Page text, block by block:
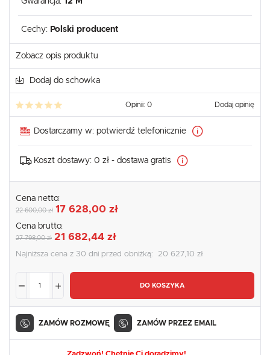
Cechy: Polski producent
Zobacz opis produktu
Dodaj do schowka
Opinii: 0 Dodaj opinię
Dostarczamy w: potwierdź telefonicznie
Koszt dostawy: 0 zł - dostawa gratis
Cena netto:
22 600,00 zł 17 628,00 zł
Cena brutto:
27 798,00 zł 21 682,44 zł
Najniższa cena z 30 dni przed obniżką: 20 627,10 zł
DO KOSZYKA
ZAMÓW ROZMOWĘ ZAMÓW PRZEZ EMAIL